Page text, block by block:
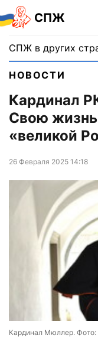
СПЖ
СПЖ в других
НОВОСТИ
Кардинал
Свою
«великой
26 Февраля 2025 14:18
Кардинал Мюллер. Фото: